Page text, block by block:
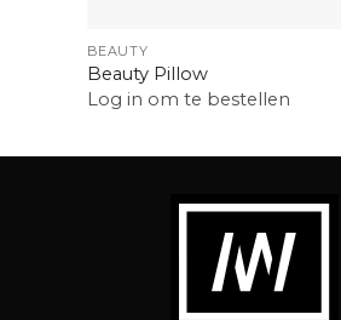
BEAUTY
Beauty Pillow
Log in om te bestellen